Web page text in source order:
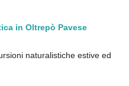
in Oltrepò Pavese
naturalistiche estive ed